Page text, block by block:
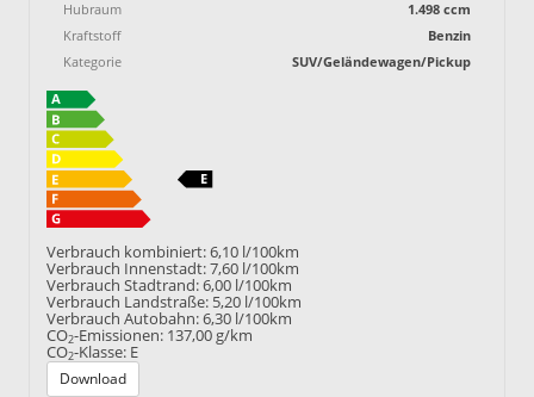
Hubraum
1.498 ccm
Kraftstoff
Benzin
Kategorie
SUV/Geländewagen/Pickup
Verbrauch kombiniert:6,10 l/100km
Verbrauch Innenstadt:7,60 l/100km
Verbrauch Stadtrand:6,00 l/100km
Verbrauch Landstraße: 5,20 l/100km
Verbrauch Autobahn:6,30 l/100km
CO2-Emissionen: 137,00 g/km
CO2-Klasse: E
Download